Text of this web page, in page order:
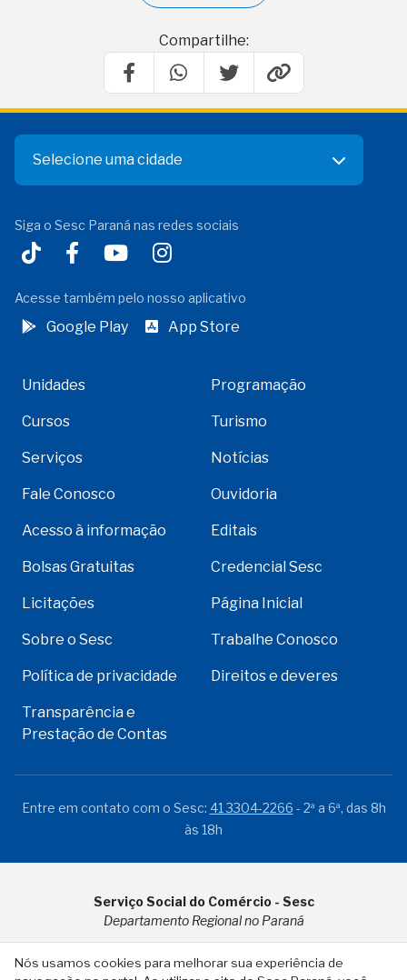
Nós usamos cookies para melhorar sua experiência de
Compartilhe:
Selecione uma cidade
Siga o Sesc Paraná nas redes sociais
Acesse também pelo nosso aplicativo
Google Play App Store
Unidades Programação
Cursos Turismo
Serviços Notícias
Fale Conosco Ouvidoria
Acesso à informação Editais
Bolsas Gratuitas Credencial Sesc
Licitações Página Inicial
Sobre o Sesc Trabalhe Conosco
Política de privacidade Direitos e deveres
Transparência e
Prestação de Contas
Entre em contato com o Sesc: 41 3304-2266 - 2ª a 6ª, das 8h
às 18h
Serviço Social do Comércio - Sesc
Departamento Regional no Paraná
Rua Visconde do Rio Branco, 931 - CEP 80.410-001 - Curitiba -
PR